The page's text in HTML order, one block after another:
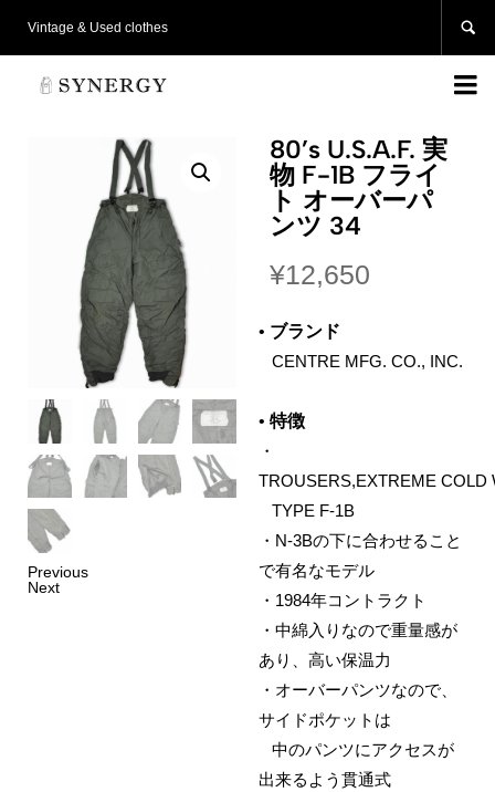
Vintage & Used clothes 

Previous
Next
80’s U.S.A.F. 実
物 F-1B フライ
ト オーバーパ
ンツ 34
¥12,650
• ブランド
CENTRE MFG. CO., INC.
• 特徴
・
TROUSERS,EXTREME COLD
TYPE F-1B
・ N-3Bの下に合わせること
で有名なモデル
・ 1984年コントラクト
・ 中綿入りなので重量感が
あり、高い保温力
・ オーバーパンツなので、
サイドポケットは
中のパンツにアクセスが
出来るよう貫通式